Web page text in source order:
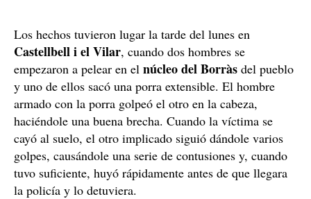
Los hechos tuvieron lugar la tarde del lunes en
Castellbell i el Vilar, cuando dos hombres se
empezaron a pelear en el núcleo del Borràs del pueblo
y uno de ellos sacó una porra extensible. El hombre
armado con la porra golpeó el otro en la cabeza,
haciéndole una buena brecha. Cuando la víctima se
cayó al suelo, el otro implicado siguió dándole varios
golpes, causándole una serie de contusiones y, cuando
tuvo suficiente, huyó rápidamente antes de que llegara
la policía y lo detuviera.